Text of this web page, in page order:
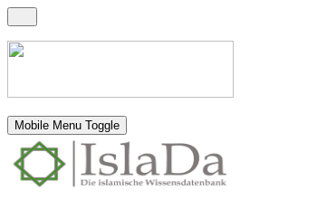
Mobile Menu Toggle